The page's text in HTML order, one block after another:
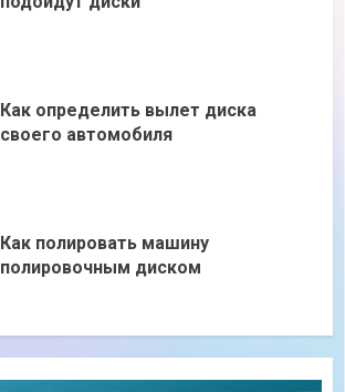
Как определить вылет диска
своего автомобиля
Как полировать машину
полировочным диском